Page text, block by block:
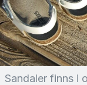
Sandaler finns i